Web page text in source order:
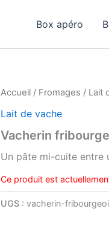
Box apéro
Accueil / Fromages / Lait
Lait de vache
Vacherin
Un pâte mi-cuite entre
Ce produit est
UGS : vacherin-